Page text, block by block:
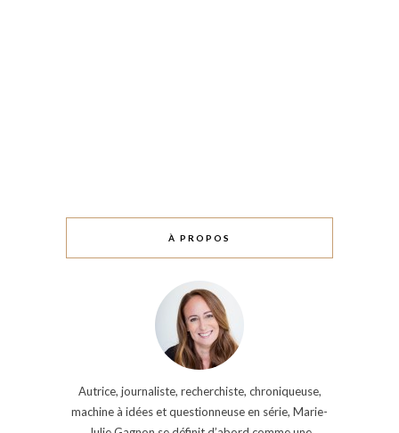
À PROPOS
Autrice, journaliste, recherchiste, chroniqueuse,
machine à idées et questionneuse en série, Marie-